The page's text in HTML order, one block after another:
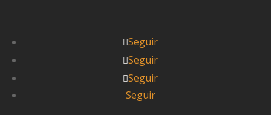
Seguir
Seguir
Seguir
Seguir